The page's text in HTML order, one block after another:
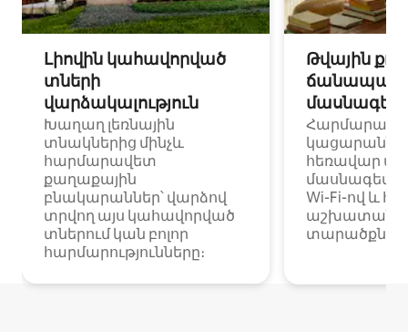
Լիովին կահավորված
տների
վարձակալություն
Խաղաղ լեռնային
տնակներից մինչև
հարմարավետ
քաղաքային
բնակարաններ՝ վարձով
տրվող այս կահավորված
տներում կան բոլոր
հարմարությունները։
Թվային
հեռավար
Wi-Fi-ով և